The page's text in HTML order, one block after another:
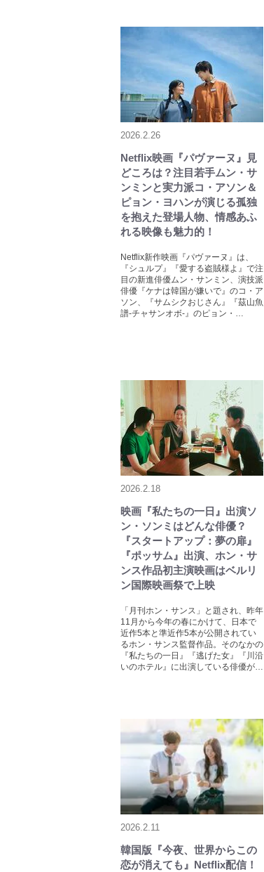
2026.2.26
Netflix映画『パヴァーヌ』見
どころは？注目若手ムン・サ
ンミンと実力派コ・アソン＆
ピョン・ヨハンが演じる孤独
を抱えた登場人物、情感あふ
れる映像も魅力的！
Netflix新作映画『パヴァーヌ』は、
『シュルプ』『愛する盗賊様よ』で注
目の新進俳優ムン・サンミン、演技派
俳優『ケナは韓国が嫌いで』のコ・ア
ソン、『サムシクおじさん』『茲山魚
譜-チャサンオボ-』のピョン・…
2026.2.18
映画『私たちの一日』出演ソ
ン・ソンミはどんな俳優？
『スタートアップ：夢の扉』
『ポッサム』出演、ホン・サ
ンス作品初主演映画はベルリ
ン国際映画祭で上映
「月刊ホン・サンス」と題され、昨年
11月から今年の春にかけて、日本で
近作5本と準近作5本が公開されてい
るホン・サンス監督作品。そのなかの
『私たちの一日』『逃げた女』『川沿
いのホテル』に出演している俳優が…
2026.2.11
韓国版『今夜、世界からこの
恋が消えても』Netflix配信！